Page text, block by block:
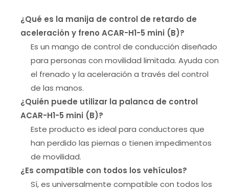
¿Qué es la manija de control de retardo de
aceleración y freno ACAR-H1-5 mini (B)?
Es un mango de control de conducción diseñado
para personas con movilidad limitada. Ayuda con
el frenado y la aceleración a través del control
de las manos.
¿Quién puede utilizar la palanca de control
ACAR-H1-5 mini (B)?
Este producto es ideal para conductores que
han perdido las piernas o tienen impedimentos
de movilidad.
¿Es compatible con todos los vehículos?
Sí, es universalmente compatible con todos los